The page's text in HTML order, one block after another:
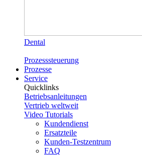
Dental
Prozesssteuerung
Prozesse
Service
Quicklinks
Betriebsanleitungen
Vertrieb weltweit
Video Tutorials
Kundendienst
Ersatzteile
Kunden-Testzentrum
FAQ